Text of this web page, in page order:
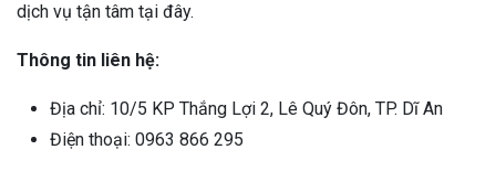
dịch vụ tận tâm tại đây.
Thông tin liên hệ:
Địa chỉ: 10/5 KP Thắng Lợi 2, Lê Quý Đôn, TP. Dĩ An
Điện thoại: 0963 866 295